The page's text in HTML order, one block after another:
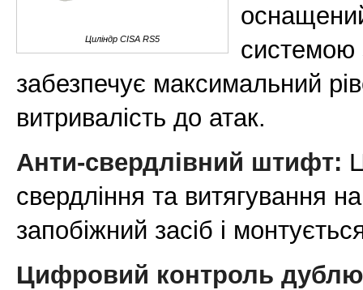
Циліндр CISA RS5
системою
забезпечує максимальний
витривалість до атак.
Анти-свердлівний штифт:
свердління та витягування
запобіжний засіб і
Цифровий контроль